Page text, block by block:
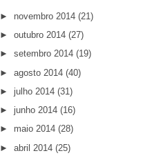
► novembro 2014 (21)
► outubro 2014 (27)
► setembro 2014 (19)
► agosto 2014 (40)
► julho 2014 (31)
► junho 2014 (16)
► maio 2014 (28)
► abril 2014 (25)